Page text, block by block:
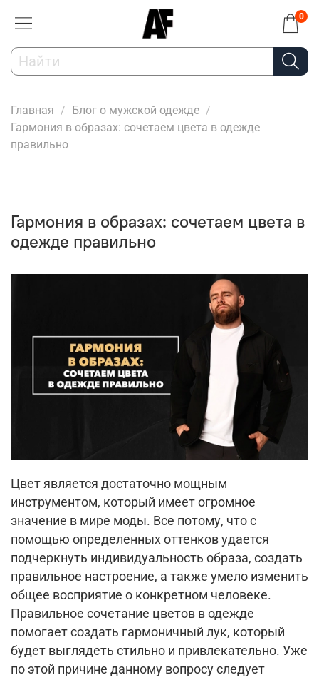
0
Главная
Блог о мужской одежде
Гармония в образах: сочетаем цвета в одежде
правильно
Гармония в образах: сочетаем цвета в
одежде правильно
Цвет является достаточно мощным
инструментом, который имеет огромное
значение в мире моды. Все потому, что с
помощью определенных оттенков удается
подчеркнуть индивидуальность образа, создать
правильное настроение, а также умело изменить
общее восприятие о конкретном человеке.
Правильное сочетание цветов в одежде
помогает создать гармоничный лук, который
будет выглядеть стильно и привлекательно. Уже
по этой причине данному вопросу следует